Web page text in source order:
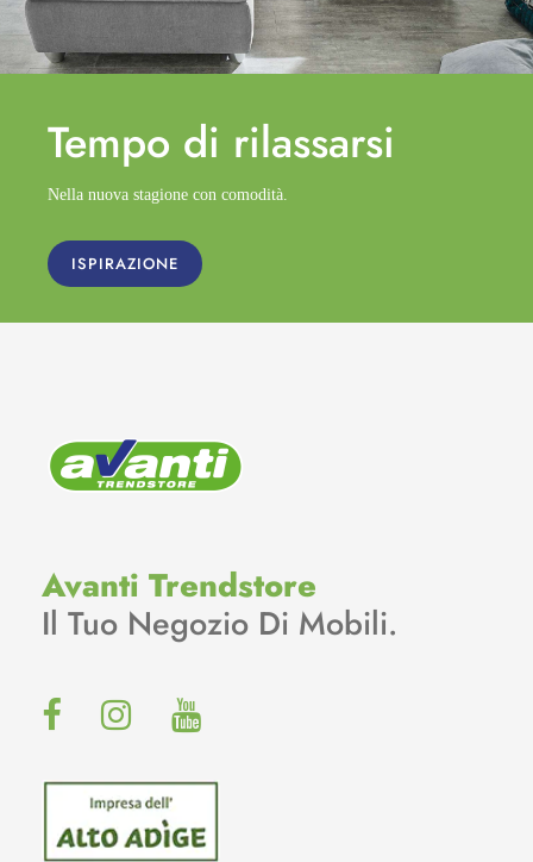
Tempo di rilassarsi
Nella nuova stagione con comodità.
ISPIRAZIONE
Avanti Trendstore
Il Tuo Negozio Di Mobili.